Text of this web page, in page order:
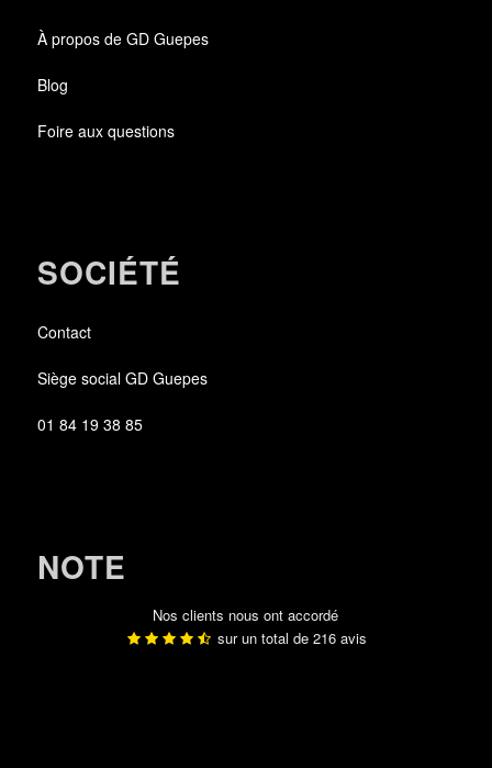
À propos de GD Guepes
Blog
Foire aux questions
SOCIÉTÉ
Contact
Siège social GD Guepes
01 84 19 38 85
NOTE
Nos clients nous ont accordé
sur un total de 216avis